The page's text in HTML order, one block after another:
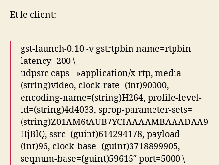
Et le client:
gst-launch-0.10 -v gstrtpbin name=rtpbin
latency=200 \
udpsrc caps= »application/x-rtp, media=
(string)video, clock-rate=(int)90000,
encoding-name=(string)H264, profile-level-
id=(string)4d4033, sprop-parameter-sets=
(string)Z01AM6tAUB7YCIAAAAMBAAADAA9
HjBlQ, ssrc=(guint)614294178, payload=
(int)96, clock-base=(guint)3718899905,
seqnum-base=(guint)59615″ port=5000 \